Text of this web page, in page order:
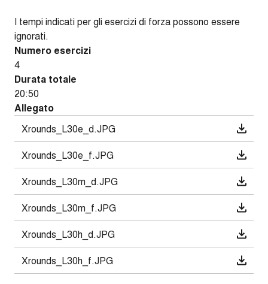
I tempi indicati per gli esercizi di forza possono essere
ignorati.
Numero esercizi
4
Durata totale
20:50
Allegato
Xrounds_L30e_d.JPG
Xrounds_L30e_f.JPG
Xrounds_L30m_d.JPG
Xrounds_L30m_f.JPG
Xrounds_L30h_d.JPG
Xrounds_L30h_f.JPG